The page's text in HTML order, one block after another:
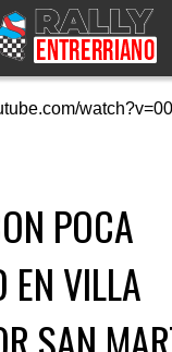
POCA
EN VILLA
SAN